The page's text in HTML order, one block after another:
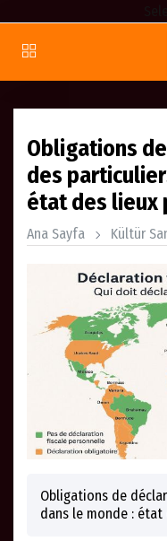
Obligations
des
état des lieux
Ana Sayfa Kültür
Obligations de
dans le monde :